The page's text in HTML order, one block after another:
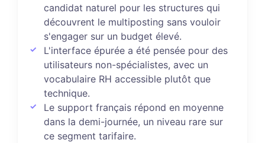
candidat naturel pour les structures qui
découvrent le multiposting sans vouloir
s'engager sur un budget élevé.
L'interface épurée a été pensée pour des
utilisateurs non-spécialistes, avec un
vocabulaire RH accessible plutôt que
technique.
Le support français répond en moyenne
dans la demi-journée, un niveau rare sur
ce segment tarifaire.